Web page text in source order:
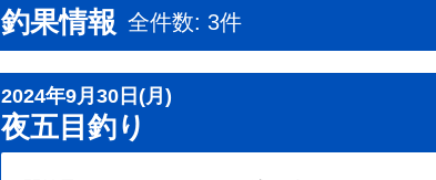
釣果情報 全件数: 3件
2024年9月30日(月)
夜五目釣り